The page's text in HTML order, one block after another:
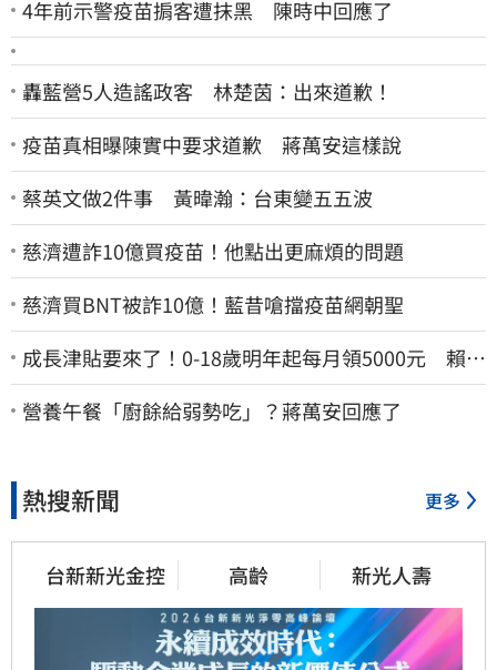
4年前示警疫苗掮客遭抹黑 陳時中回應了
轟藍營5人造謠政客 林楚茵：出來道歉！
疫苗真相曝陳實中要求道歉 蔣萬安這樣說
蔡英文做2件事 黃暐瀚：台東變五五波
慈濟遭詐10億買疫苗！他點出更麻煩的問題
慈濟買BNT被詐10億！藍昔嗆擋疫苗網朝聖
成長津貼要來了！0-18歲明年起每月領5000元 賴清
德：此時不生更待何時
營養午餐「廚餘給弱勢吃」？蔣萬安回應了
熱搜新聞 更多
台新新光金控 高齡 新光人壽